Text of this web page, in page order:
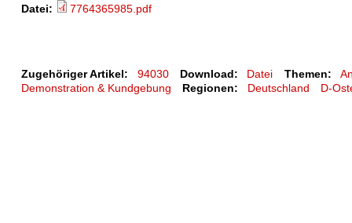
Datei:
7764365985.pdf
Zugehöriger Artikel: 94030 Download: Datei Themen:
Demonstration & Kundgebung
Regionen: Deutschland D-